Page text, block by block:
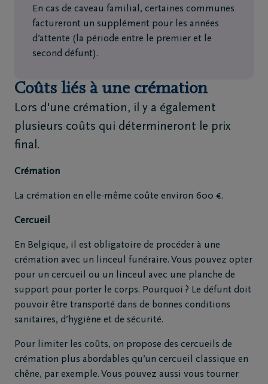
En cas de caveau familial, certaines communes
factureront un supplément pour les années
d’attente (la période entre le premier et le
second défunt).
Coûts liés à une crémation
Lors d'une crémation, il y a également
plusieurs coûts qui détermineront le prix
final.
Crémation
La crémation en elle-même coûte environ 600 €.
Cercueil
En Belgique, il est obligatoire de procéder à une
crémation avec un linceul funéraire. Vous pouvez opter
pour un cercueil ou un linceul avec une planche de
support pour porter le corps. Pourquoi ? Le défunt doit
pouvoir être transporté dans de bonnes conditions
sanitaires, d’hygiène et de sécurité.
Pour limiter les coûts, on propose des cercueils de
crémation plus abordables qu’un cercueil classique en
chêne, par exemple. Vous pouvez aussi vous tourner